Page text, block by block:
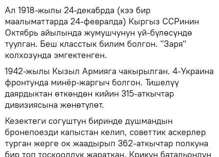
Ал 1918-жылы 24-декабрда (кээ бир
маалыматтарда 24-февралда) Кыргыз ССРинин
Октябрь айылында жумушчунун үй-бүлөсүндө
туулган. Беш класстык билим болгон. "Заря"
колхозунда эмгектенген.
1942-жылы Кызыл Армияга чакырылган. 4-Украина
фронтунда минёр-жаргыч болгон. Тишелүү
даярдыктан өткөндөн кийин 315-аткычтар
дивизиясына жөнөтүлөт.
Кезектеги согуштун биринде душмандын
бронепоезди капыстан келип, советтик аскерлер
турган жерге ок жаадырып 362-аткычтар полкуна
бир топ тоскоолдук жараткан. Крикун батальондун